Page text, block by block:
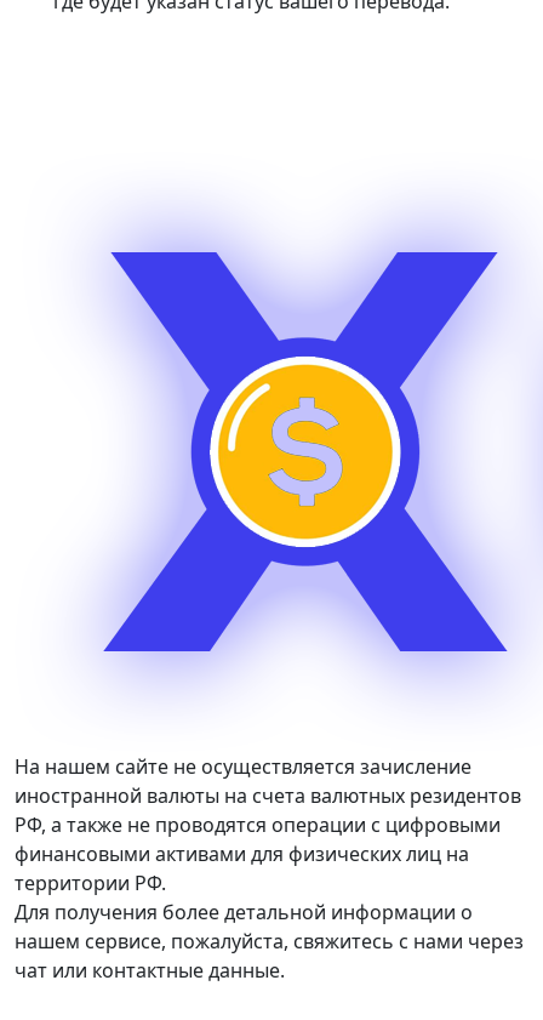
На нашем сайте не осуществляется зачисление
иностранной валюты на счета валютных резидентов
РФ, а также не проводятся операции с цифровыми
финансовыми активами для физических лиц на
территории РФ.
Для получения более детальной информации о
нашем сервисе, пожалуйста, свяжитесь с нами через
чат или контактные данные.